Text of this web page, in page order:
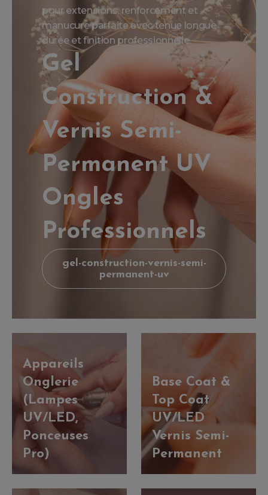
pour extensions, renforcement et
manucure parfaite avec tenue longue
durée et finition professionnelle.
Gel
Construction &
Vernis Semi-
Permanent UV
Ongles
Professionnels
gel-construction-vernis-semi-
permanent-uv
Appareils
Onglerie
(Lampes
UV/LED,
Ponceuses
Pro)
Base Coat &
Top Coat
UV/LED
Vernis Semi-
Permanent